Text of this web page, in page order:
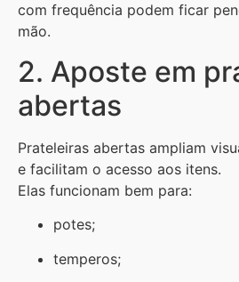
com frequência podem ficar
mão.
2. Aposte em
abertas
Prateleiras abertas ampliam
e facilitam o acesso aos itens.
Elas funcionam bem para:
potes;
temperos;